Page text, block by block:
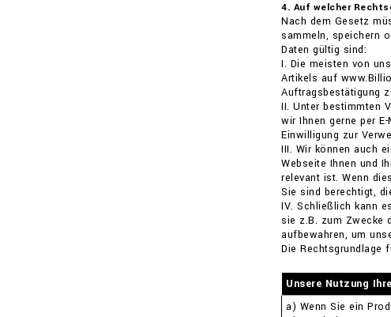
4. Auf welcher
Nach dem Gesetz
sammeln, speichern
Daten gültig sind:
I. Die meisten von
Artikels auf
Auftragsbestätigung
II. Unter bestimmten
wir Ihnen gerne per
Einwilligung zur
III. Wir können auch
Webseite Ihnen und
relevant ist. Wenn
Sie sind berechtigt,
IV. Schließlich kann
sie z.B. zum Zwecke
aufbewahren, um
Die Rechtsgrundlage
Unsere Nutzung
a) Wenn Sie ein